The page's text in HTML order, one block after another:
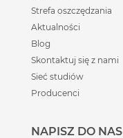
Strefa oszczędzania
Aktualności
Blog
Skontaktuj się z nami
Sieć studiów
Producenci
NAPISZ DO NAS